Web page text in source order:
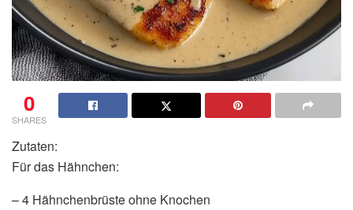
0
SHARES
Zutaten:
Für das Hähnchen:
– 4 Hähnchenbrüste ohne Knochen